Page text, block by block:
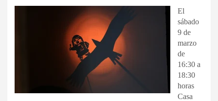
El
sábado
9 de
marzo
de
16:30 a
18:30
horas
Casa